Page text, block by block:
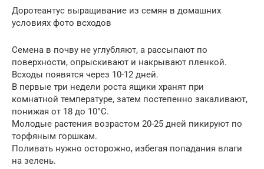
Доротеантус выращивание из семян в домашних
условиях фото всходов
Семена в почву не углубляют, а рассыпают по
поверхности, опрыскивают и накрывают пленкой.
Всходы появятся через 10-12 дней.
В первые три недели роста ящики хранят при
комнатной температуре, затем постепенно закаливают,
понижая от 18 до 10°С.
Молодые растения возрастом 20-25 дней пикируют по
торфяным горшкам.
Поливать нужно осторожно, избегая попадания влаги
на зелень.